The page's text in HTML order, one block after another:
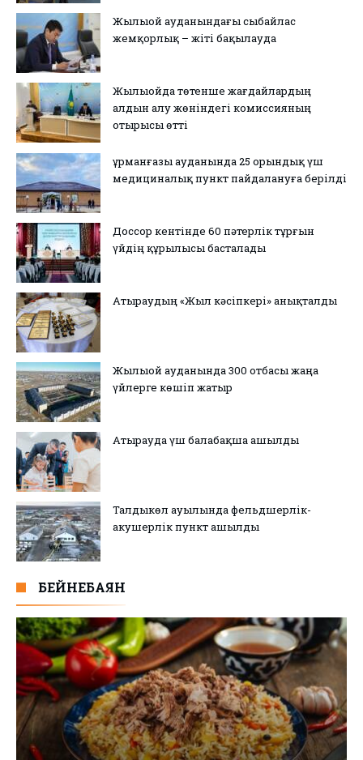
Жылыой ауданындағы сыбайлас
жемқорлық – жіті бақылауда
Жылыойда төтенше жағдайлардың
алдын алу жөніндегі комиссияның
отырысы өтті
Құрманғазы ауданында 25 орындық үш
медициналық пункт пайдалануға берілді
Доссор кентінде 60 пәтерлік тұрғын
үйдің құрылысы басталады
Атыраудың «Жыл кәсіпкері» анықталды
Жылыой ауданында 300 отбасы жаңа
үйлерге көшіп жатыр
Атырауда үш балабақша ашылды
Талдыкөл ауылында фельдшерлік-
акушерлік пункт ашылды
БЕЙНЕБАЯН